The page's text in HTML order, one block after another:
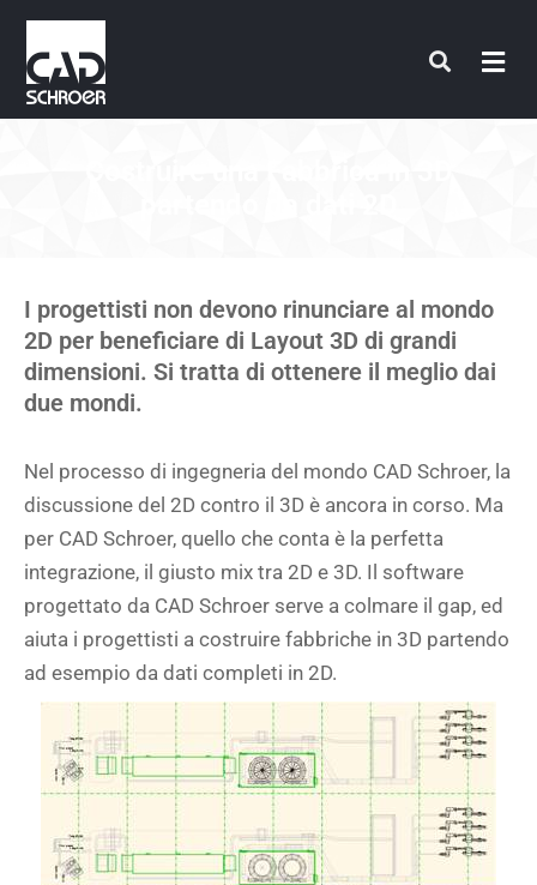
Vai
contenuto
I progettisti non devono rinunciare al mondo
2D per beneficiare di Layout 3D di grandi
dimensioni. Si tratta di ottenere il meglio dai
due mondi.
Nel processo di ingegneria del mondo CAD Schroer, la
discussione del 2D contro il 3D è ancora in corso. Ma
per CAD Schroer, quello che conta è la perfetta
integrazione, il giusto mix tra 2D e 3D. Il software
progettato da CAD Schroer serve a colmare il gap, ed
aiuta i progettisti a costruire fabbriche in 3D partendo
ad esempio da dati completi in 2D.